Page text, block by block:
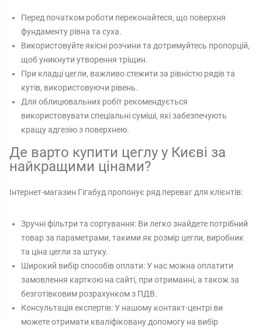
Перед початком роботи переконайтеся, що поверхня
фундаменту рівна та суха.
Використовуйте якісні розчини та дотримуйтесь пропорцій,
щоб уникнути утворення тріщин.
При кладці цегли, важливо стежити за рівністю рядів та
кутів, використовуючи рівень.
Для облицювальних робіт рекомендується
використовувати спеціальні суміші, які забезпечують
кращу адгезію з поверхнею.
Де варто купити цеглу у Києві за
найкращими цінами?
Інтернет-магазин Гігабуд пропонує ряд переваг для клієнтів:
Зручні фільтри та сортування: Ви легко знайдете потрібний
товар за параметрами, такими як розмір цегли, виробник
та ціна цегли за штуку.
Широкий вибір способів оплати: У нас можна оплатити
замовлення карткою на сайті, при отриманні, а також за
безготівковим розрахунком з ПДВ.
Консультація експертів: У нашому контакт-центрі ви
можете отримати кваліфіковану допомогу на вибір